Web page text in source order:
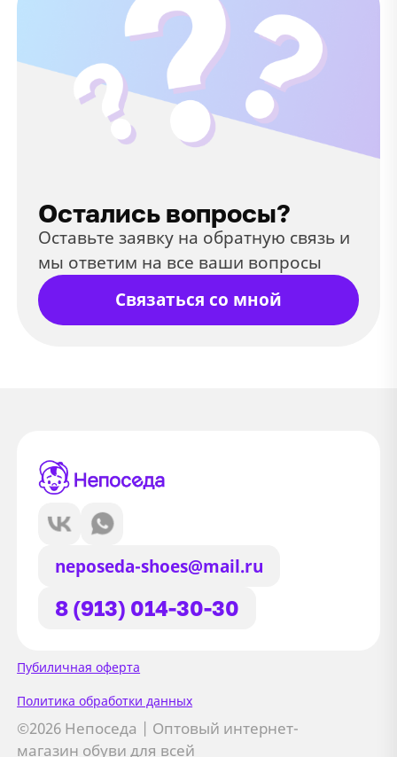
Остались вопросы?
Оставьте заявку на обратную связь и
мы ответим на все ваши вопросы
Связаться со мной
neposeda-shoes@mail.ru
8 (913) 014-30-30
Пубиличная оферта
Политика обработки данных
©2026 Непоседа | Оптовый интернет-
магазин обуви для всей
Сайт использует файлы Cookie
Мы используем файлы cookie и
сторонние сервисы (Yandex.Metrica и
AppMetrica) для анализа трафика,